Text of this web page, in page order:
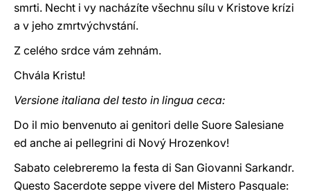
smrti. Necht i vy nacházíte všechnu sílu v Kristove krízi
a v jeho zmrtvýchvstání.
Z celého srdce vám zehnám.
Chvála Kristu!
Versione italiana del testo in lingua ceca:
Do il mio benvenuto ai genitori delle Suore Salesiane
ed anche ai pellegrini di Nový Hrozenkov!
Sabato celebreremo la festa di San Giovanni Sarkandr.
Questo Sacerdote seppe vivere del Mistero Pasquale: